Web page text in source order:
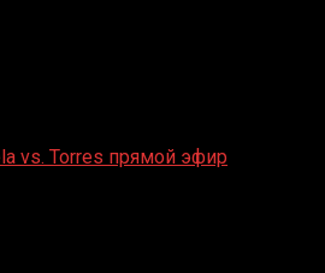
vs. Torres прямой эфир